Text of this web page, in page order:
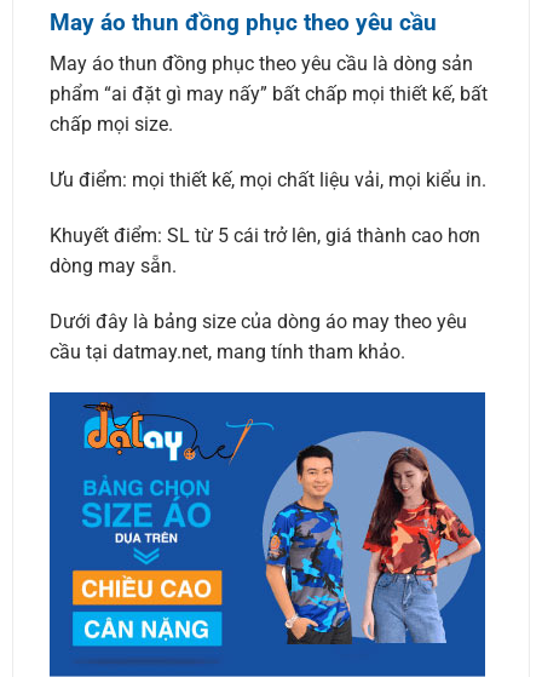
May áo thun đồng phục theo yêu cầu
May áo thun đồng phục theo yêu cầu là dòng sản
phẩm “ai đặt gì may nấy” bất chấp mọi thiết kế, bất
chấp mọi size.
Ưu điểm: mọi thiết kế, mọi chất liệu vải, mọi kiểu in.
Khuyết điểm: SL từ 5 cái trở lên, giá thành cao hơn
dòng may sẵn.
Dưới đây là bảng size của dòng áo may theo yêu
cầu tại datmay.net, mang tính tham khảo.